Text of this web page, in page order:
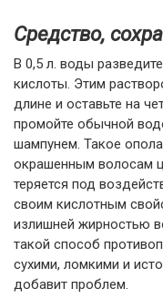
Средство,
В 0,5 л. воды
кислоты. Этим
длине и оставьте на
промойте обычной
шампунем. Такое
окрашенным волосам
теряется под
своим кислотным
излишней жирностью
такой способ
сухими, ломкими и
добавит проблем.